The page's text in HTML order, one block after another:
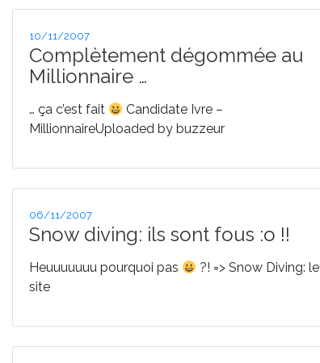
Publié
le
10/11/2007
Complètement dégommée au
Millionnaire …
… ça c’est fait
Candidate Ivre –
MillionnaireUploaded by buzzeur
Publié
le
06/11/2007
Snow diving: ils sont fous :o !!
Heuuuuuuu pourquoi pas
?! => Snow Diving: le
site